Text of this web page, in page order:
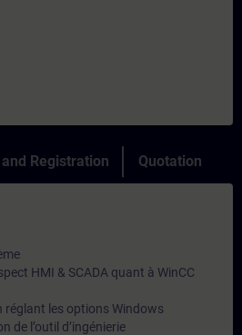
Registration Quotation
HMI & SCADA quant à WinCC
réglant les options Windows
de l’outil d’ingénierie